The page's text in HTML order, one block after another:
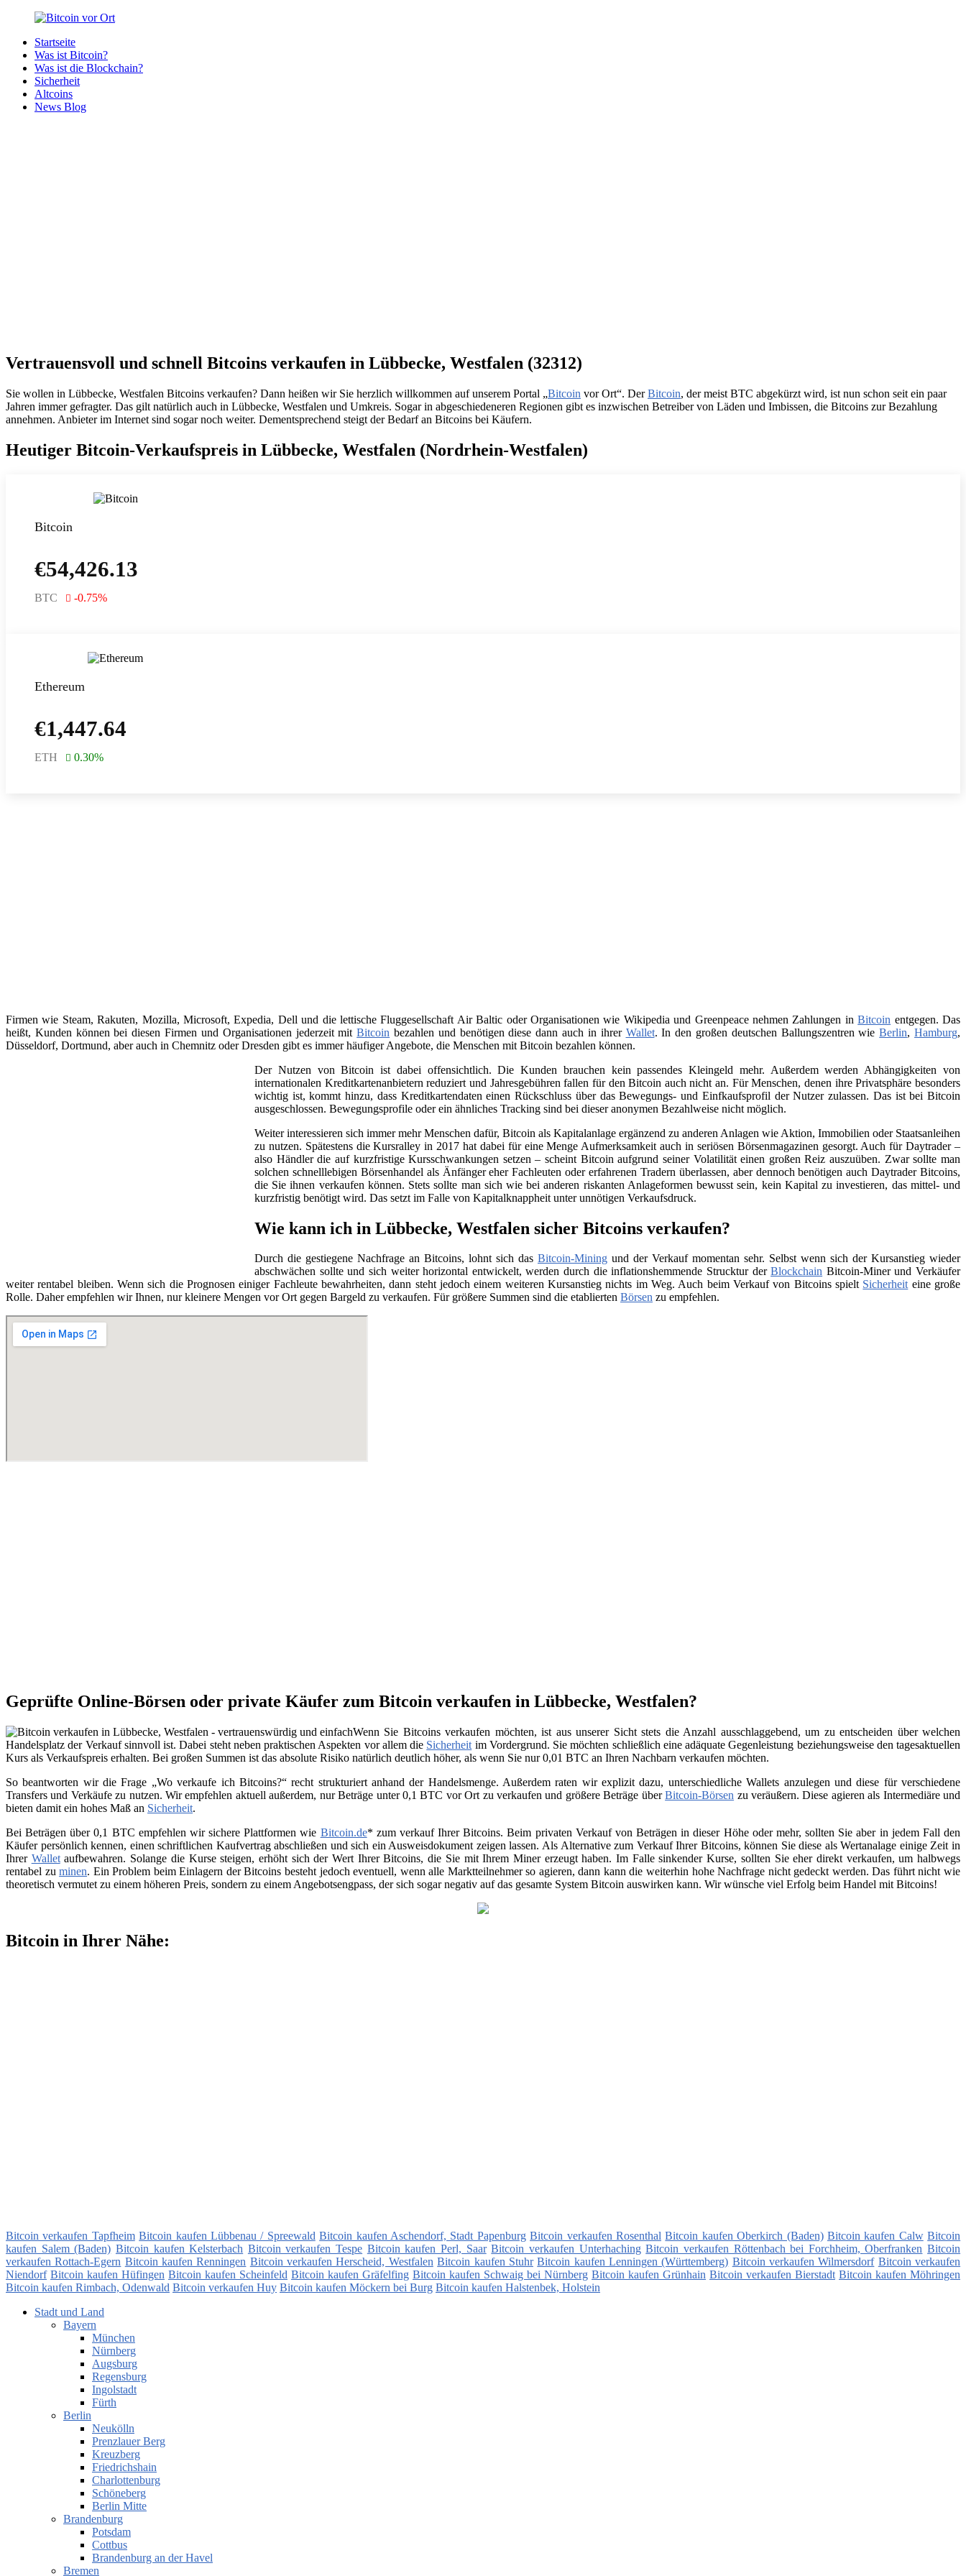
Zurück
Inhalt
Bitcoin
Bitcoins
deiner
Region
Startseite
Was ist Bitcoin?
Was ist die Blockchain?
Sicherheit
Altcoins
News Blog
Vertrauensvoll und schnell Bitcoins verkaufen in Lübbecke, Westfalen (32312)
Sie wollen in Lübbecke, Westfalen Bitcoins verkaufen? Dann heißen wir Sie herzlich willkommen auf unserem Portal „Bitcoin vor Ort“. DerBitcoin, der meist BTC abgekürzt wird, ist nun schon seit ein paar
Jahren immer gefragter. Das gilt natürlich auch in Lübbecke, Westfalen und Umkreis. Sogar in abgeschiedeneren Regionen gibt es inzwischen Betreiber von Läden und Imbissen, die Bitcoins zur Bezahlung
annehmen. Anbieter im Internet sind sogar noch weiter. Dementsprechend steigt der Bedarf an Bitcoins bei Käufern.
Heutiger Bitcoin-Verkaufspreis in Lübbecke, Westfalen (Nordrhein-Westfalen)
Bitcoin
€54,426.13
BTC -0.75%
Ethereum
€1,447.64
ETH 0.30%
Firmen wie Steam, Rakuten, Mozilla, Microsoft, Expedia, Dell und die lettische Fluggesellschaft Air Baltic oder Organisationen wie Wikipedia und Greenpeace nehmen Zahlungen inBitcoin entgegen. Das
heißt, Kunden können bei diesen Firmen und Organisationen jederzeit mitBitcoin bezahlen und benötigen diese dann auch in ihrer Wallet. In den großen deutschen Ballungszentren wieBerlin,Hamburg,
Düsseldorf, Dortmund, aber auch in Chemnitz oder Dresden gibt es immer häufiger Angebote, die Menschen mit Bitcoin bezahlen können.
Der Nutzen von Bitcoin ist dabei offensichtlich. Die Kunden brauchen kein passendes Kleingeld mehr. Außerdem werden Abhängigkeiten von
internationalen Kreditkartenanbietern reduziert und Jahresgebühren fallen für den Bitcoin auch nicht an. Für Menschen, denen ihre Privatsphäre besonders
wichtig ist, kommt hinzu, dass Kreditkartendaten einen Rückschluss über das Bewegungs- und Einfkaufsprofil der Nutzer zulassen. Das ist bei Bitcoin
ausgeschlossen. Bewegungsprofile oder ein ähnliches Tracking sind bei dieser anonymen Bezahlweise nicht möglich.
Weiter interessieren sich immer mehr Menschen dafür, Bitcoin als Kapitalanlage ergänzend zu anderen Anlagen wie Aktion, Immobilien oder Staatsanleihen
zu nutzen. Spätestens die Kursralley in 2017 hat dabei für eine Menge Aufmerksamkeit auch in seriösen Börsenmagazinen gesorgt. Auch für Daytrader –
also Händler die auf kurzfristige Kursschwankungen setzen – scheint Bitcoin aufgrund seiner Volatilität einen großen Reiz auszuüben. Zwar sollte man
solchen schnelllebigen Börsenhandel als Änfänger eher Fachleuten oder erfahrenen Tradern überlassen, aber dennoch benötigen auch Daytrader Bitcoins,
die Sie ihnen verkaufen können. Stets sollte man sich wie bei anderen riskanten Anlageformen bewusst sein, kein Kapital zu investieren, das mittel- und
kurzfristig benötigt wird. Das setzt im Falle von Kapitalknappheit unter unnötigen Verkaufsdruck.
Wie kann ich in Lübbecke, Westfalen sicher Bitcoins verkaufen?
Durch die gestiegene Nachfrage an Bitcoins, lohnt sich das Bitcoin-Mining und der Verkauf momentan sehr. Selbst wenn sich der Kursanstieg wieder
abschwächen sollte und sich weiter horizontal entwickelt, werden durch die inflationshemmende Strucktur derBlockchain Bitcoin-Miner und Verkäufer
weiter rentabel bleiben. Wenn sich die Prognosen einiger Fachleute bewahrheiten, dann steht jedoch einem weiteren Kursanstieg nichts im Weg. Auch beim Verkauf von Bitcoins spielt Sicherheiteine große
Rolle. Daher empfehlen wir Ihnen, nur kleinere Mengen vor Ort gegen Bargeld zu verkaufen. Für größere Summen sind die etablierten Börsen zu empfehlen.
Geprüfte Online-Börsen oder private Käufer zum Bitcoin verkaufen in Lübbecke, Westfalen?
Wenn Sie Bitcoins verkaufen möchten, ist aus unserer Sicht stets die Anzahl ausschlaggebend, um zu entscheiden über welchen
Handelsplatz der Verkauf sinnvoll ist. Dabei steht neben praktischen Aspekten vor allem die Sicherheit im Vordergrund. Sie möchten schließlich eine adäquate Gegenleistung beziehungsweise den tagesaktuellen
Kurs als Verkaufspreis erhalten. Bei großen Summen ist das absolute Risiko natürlich deutlich höher, als wenn Sie nur 0,01 BTC an Ihren Nachbarn verkaufen möchten.
So beantworten wir die Frage „Wo verkaufe ich Bitcoins?“ recht strukturiert anhand der Handelsmenge. Außerdem raten wir explizit dazu, unterschiedliche Wallets anzulegen und diese für verschiedene
Transfers und Verkäufe zu nutzen. Wir empfehlen aktuell außerdem, nur Beträge unter 0,1 BTC vor Ort zu verkaufen und größere Beträge überBitcoin-Börsen zu veräußern. Diese agieren als Intermediäre und
bieten damit ein hohes Maß an Sicherheit.
Bei Beträgen über 0,1 BTC empfehlen wir sichere Plattformen wie Bitcoin.de* zum verkauf Ihrer Bitcoins. Beim privaten Verkauf von Beträgen in dieser Höhe oder mehr, sollten Sie aber in jedem Fall den
Käufer persönlich kennen, einen schriftlichen Kaufvertrag abschließen und sich ein Ausweisdokument zeigen lassen. Als Alternative zum Verkauf Ihrer Bitcoins, können Sie diese als Wertanalage einige Zeit in
Ihrer Walletaufbewahren. Solange die Kurse steigen, erhöht sich der Wert Ihrer Bitcoins, die Sie mit Ihrem Miner erzeugt haben. Im Falle sinkender Kurse, sollten Sie eher direkt verkaufen, um halbwegs
rentabel zuminen. Ein Problem beim Einlagern der Bitcoins besteht jedoch eventuell, wenn alle Marktteilnehmer so agieren, dann kann die weiterhin hohe Nachfrage nicht gedeckt werden. Das führt nicht wie
theoretisch vermutet zu einem höheren Preis, sondern zu einem Angebotsengpass, der sich sogar negativ auf das gesamte System Bitcoin auswirken kann. Wir wünsche viel Erfolg beim Handel mit Bitcoins!
Bitcoin in Ihrer Nähe:
Bitcoin verkaufen Tapfheim Bitcoin kaufen Lübbenau / Spreewald Bitcoin kaufen Aschendorf, Stadt Papenburg Bitcoin verkaufen Rosenthal Bitcoin kaufen Oberkirch (Baden) Bitcoin kaufen Calw Bitcoin
kaufen Salem (Baden) Bitcoin kaufen Kelsterbach Bitcoin verkaufen Tespe Bitcoin kaufen Perl, Saar Bitcoin verkaufen Unterhaching Bitcoin verkaufen Röttenbach bei Forchheim, Oberfranken Bitcoin
verkaufen Rottach-Egern Bitcoin kaufen Renningen Bitcoin verkaufen Herscheid, Westfalen Bitcoin kaufen Stuhr Bitcoin kaufen Lenningen (Württemberg) Bitcoin verkaufen Wilmersdorf Bitcoin verkaufen
Niendorf Bitcoin kaufen Hüfingen Bitcoin kaufen Scheinfeld Bitcoin kaufen Gräfelfing Bitcoin kaufen Schwaig bei Nürnberg Bitcoin kaufen Grünhain Bitcoin verkaufen Bierstadt Bitcoin kaufen Möhringen
Bitcoin kaufen Rimbach, Odenwald Bitcoin verkaufen Huy Bitcoin kaufen Möckern bei Burg Bitcoin kaufen Halstenbek, Holstein
Stadt und Land
Bayern
München
Nürnberg
Augsburg
Regensburg
Ingolstadt
Fürth
Berlin
Neukölln
Prenzlauer Berg
Kreuzberg
Friedrichshain
Charlottenburg
Schöneberg
Berlin Mitte
Brandenburg
Potsdam
Cottbus
Brandenburg an der Havel
Bremen